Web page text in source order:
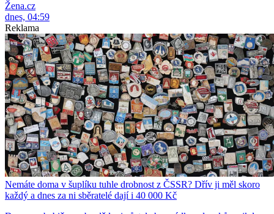
Žena.cz
dnes, 04:59
Reklama
Nemáte doma v šuplíku tuhle drobnost z ČSSR? Dřív ji měl skoro
každý a dnes za ni sběratelé dají i 40 000 Kč